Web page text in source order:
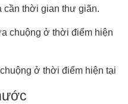
cần thời gian thư giãn.
ở thời điểm hiện tại